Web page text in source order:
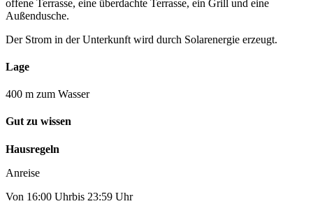
offene Terrasse, eine überdachte Terrasse, ein Grill und eine
Außendusche.
Der Strom in der Unterkunft wird durch Solarenergie erzeugt.
Lage
400 m zum Wasser
Gut zu wissen
Hausregeln
Anreise
Von 16:00 Uhrbis 23:59 Uhr